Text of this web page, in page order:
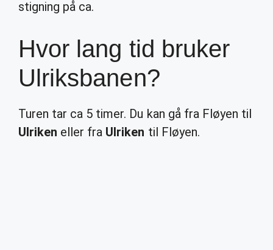
stigning på ca.
Hvor lang tid bruker
Ulriksbanen?
Turen tar ca 5 timer. Du kan gå fra Fløyen til
Ulriken eller fra Ulriken til Fløyen.